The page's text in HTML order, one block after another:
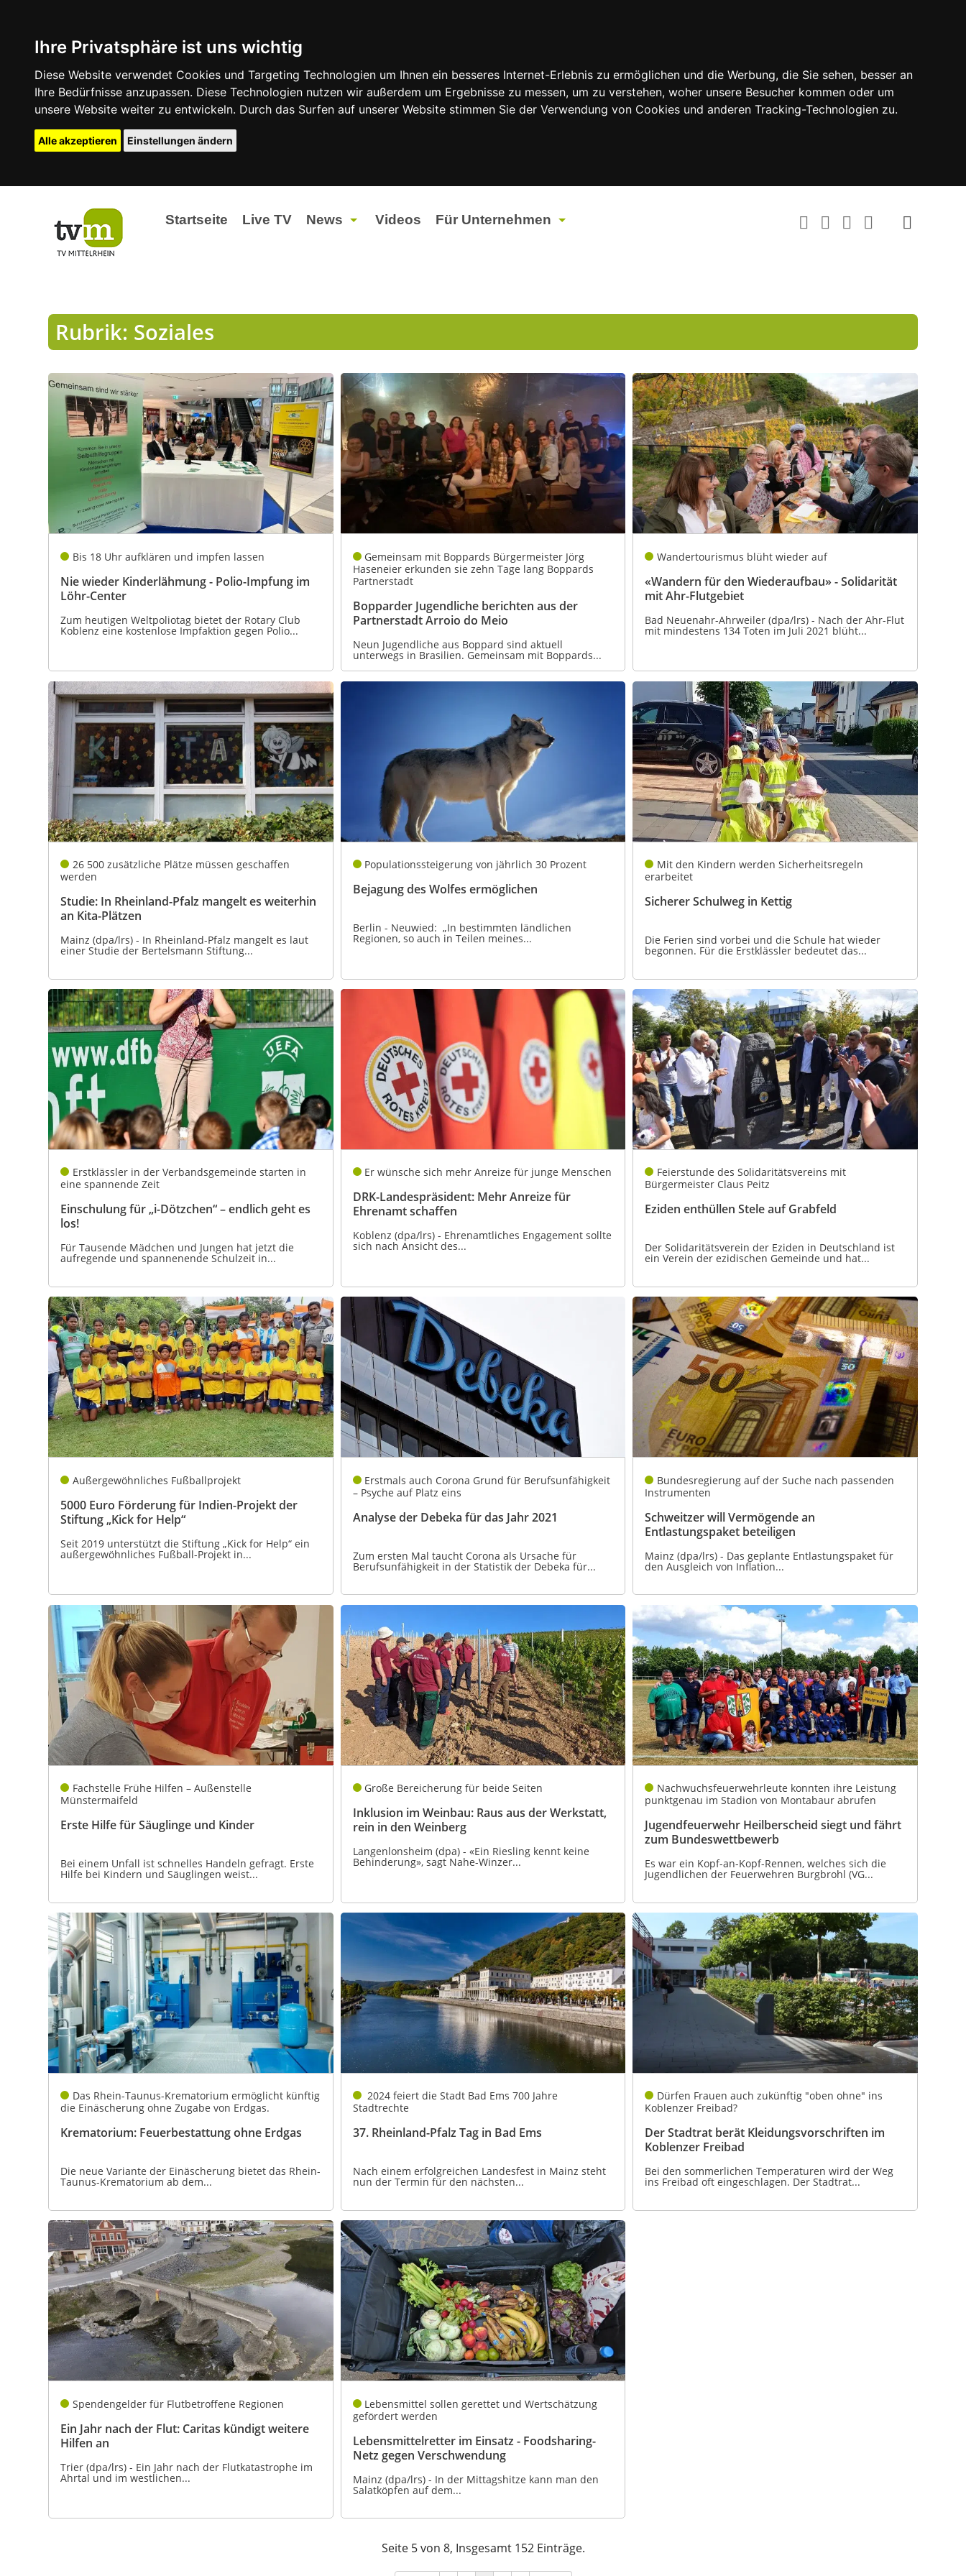
Ihre Privatsphäre ist uns wichtig
Diese Website verwendet Cookies und Targeting Technologien um Ihnen ein besseres Internet-Erlebnis zu ermöglichen und die Werbung, die Sie sehen, besser an
Ihre Bedürfnisse anzupassen. Diese Technologien nutzen wir außerdem um Ergebnisse zu messen, um zu verstehen, woher unsere Besucher kommen oder um
unsere Website weiter zu entwickeln. Durch das Surfen auf unserer Website stimmen Sie der Verwendung von Cookies und anderen Tracking-Technologien zu.
Alle akzeptieren Einstellungen ändern
Startseite Live TV News
Landtagswahlen 2026
Lokales
Partner Content
Sport
Videos Für Unternehmen
Rubrik: Soziales
Bis 18 Uhr aufklären und impfen lassen
Nie wieder Kinderlähmung - Polio-Impfung im
Löhr-Center
Zum heutigen Weltpoliotag bietet der Rotary Club
Koblenz eine kostenlose Impfaktion gegen Polio...
Gemeinsam mit Boppards Bürgermeister Jörg
Haseneier erkunden sie zehn Tage lang Boppards
Partnerstadt
Bopparder Jugendliche berichten aus der
Partnerstadt Arroio do Meio
Neun Jugendliche aus Boppard sind aktuell
unterwegs in Brasilien. Gemeinsam mit Boppards...
Wandertourismus blüht wieder auf
«Wandern für den Wiederaufbau» - Solidarität
mit Ahr-Flutgebiet
Bad Neuenahr-Ahrweiler (dpa/lrs) - Nach der Ahr-Flut
mit mindestens 134 Toten im Juli 2021 blüht...
26 500 zusätzliche Plätze müssen geschaffen
werden
Studie: In Rheinland-Pfalz mangelt es weiterhin
an Kita-Plätzen
Mainz (dpa/lrs) - In Rheinland-Pfalz mangelt es laut
einer Studie der Bertelsmann Stiftung...
Populationssteigerung von jährlich 30 Prozent
Bejagung des Wolfes ermöglichen
Berlin - Neuwied: „In bestimmten ländlichen
Regionen, so auch in Teilen meines...
Mit den Kindern werden Sicherheitsregeln
erarbeitet
Sicherer Schulweg in Kettig
Die Ferien sind vorbei und die Schule hat wieder
begonnen. Für die Erstklässler bedeutet das...
Erstklässler in der Verbandsgemeinde starten in
eine spannende Zeit
Einschulung für „i-Dötzchen“ – endlich geht es
los!
Für Tausende Mädchen und Jungen hat jetzt die
aufregende und spannenende Schulzeit in...
Er wünsche sich mehr Anreize für junge Menschen
DRK-Landespräsident: Mehr Anreize für
Ehrenamt schaffen
Koblenz (dpa/lrs) - Ehrenamtliches Engagement sollte
sich nach Ansicht des...
Feierstunde des Solidaritätsvereins mit
Bürgermeister Claus Peitz
Eziden enthüllen Stele auf Grabfeld
Der Solidaritätsverein der Eziden in Deutschland ist
ein Verein der ezidischen Gemeinde und hat...
Außergewöhnliches Fußballprojekt
5000 Euro Förderung für Indien-Projekt der
Stiftung „Kick for Help“
Seit 2019 unterstützt die Stiftung „Kick for Help“ ein
außergewöhnliches Fußball-Projekt in...
Erstmals auch Corona Grund für Berufsunfähigkeit
– Psyche auf Platz eins
Analyse der Debeka für das Jahr 2021
Zum ersten Mal taucht Corona als Ursache für
Berufsunfähigkeit in der Statistik der Debeka für...
Bundesregierung auf der Suche nach passenden
Instrumenten
Schweitzer will Vermögende an
Entlastungspaket beteiligen
Mainz (dpa/lrs) - Das geplante Entlastungspaket für
den Ausgleich von Inflation...
Fachstelle Frühe Hilfen – Außenstelle
Münstermaifeld
Erste Hilfe für Säuglinge und Kinder
Bei einem Unfall ist schnelles Handeln gefragt. Erste
Hilfe bei Kindern und Säuglingen weist...
Große Bereicherung für beide Seiten
Inklusion im Weinbau: Raus aus der Werkstatt,
rein in den Weinberg
Langenlonsheim (dpa) - «Ein Riesling kennt keine
Behinderung», sagt Nahe-Winzer...
Nachwuchsfeuerwehrleute konnten ihre Leistung
punktgenau im Stadion von Montabaur abrufen
Jugendfeuerwehr Heilberscheid siegt und fährt
zum Bundeswettbewerb
Es war ein Kopf-an-Kopf-Rennen, welches sich die
Jugendlichen der Feuerwehren Burgbrohl (VG...
Das Rhein-Taunus-Krematorium ermöglicht künftig
die Einäscherung ohne Zugabe von Erdgas.
Krematorium: Feuerbestattung ohne Erdgas
Die neue Variante der Einäscherung bietet das Rhein-
Taunus-Krematorium ab dem...
2024 feiert die Stadt Bad Ems 700 Jahre
Stadtrechte
37. Rheinland-Pfalz Tag in Bad Ems
Nach einem erfolgreichen Landesfest in Mainz steht
nun der Termin für den nächsten...
Dürfen Frauen auch zukünftig "oben ohne" ins
Koblenzer Freibad?
Der Stadtrat berät Kleidungsvorschriften im
Koblenzer Freibad
Bei den sommerlichen Temperaturen wird der Weg
ins Freibad oft eingeschlagen. Der Stadtrat...
Spendengelder für Flutbetroffene Regionen
Ein Jahr nach der Flut: Caritas kündigt weitere
Hilfen an
Trier (dpa/lrs) - Ein Jahr nach der Flutkatastrophe im
Ahrtal und im westlichen...
Lebensmittel sollen gerettet und Wertschätzung
gefördert werden
Lebensmittelretter im Einsatz - Foodsharing-
Netz gegen Verschwendung
Mainz (dpa/lrs) - In der Mittagshitze kann man den
Salatköpfen auf dem...
Seite 5 von 8, Insgesamt 152 Einträge.